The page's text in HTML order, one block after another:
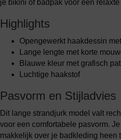
je bikini of badpak voor een
Highlights
Opengewerkt haakdessin
Lange lengte met korte
Blauwe kleur met grafisch
Luchtige haakstof
Pasvorm en Stijladvies
Dit lange strandjurk model valt
voor een comfortabele pasvorm.
makkelijk over je badkleding heen